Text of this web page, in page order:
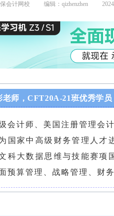
会计网校 编辑：qizhenzhen
老师，CFT20A-21班优秀学员
会计师、美国注册管理会
国家中高级财务管理人才
科大数据思维与技能赛项
预算管理、战略管理、财